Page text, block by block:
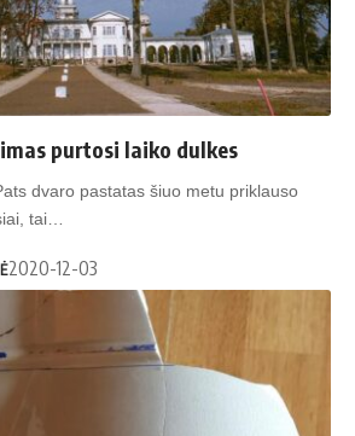
purtosi laiko dulkes
dvaro pastatas šiuo metu priklauso
tai…
2020-12-03